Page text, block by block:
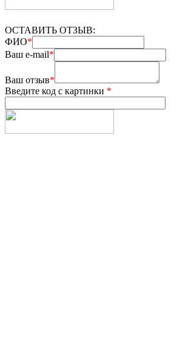
ОСТАВИТЬ ОТЗЫВ:
ФИО*
Ваш e-mail*
Ваш отзыв*
Введите код с картинки *